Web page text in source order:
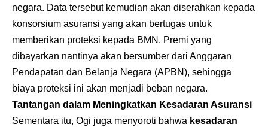
negara. Data tersebut kemudian akan diserahkan kepada
konsorsium asuransi yang akan bertugas untuk
memberikan proteksi kepada BMN. Premi yang
dibayarkan nantinya akan bersumber dari Anggaran
Pendapatan dan Belanja Negara (APBN), sehingga
biaya proteksi ini akan menjadi beban negara.
Tantangan dalam Meningkatkan Kesadaran Asuransi
Sementara itu, Ogi juga menyoroti bahwa kesadaran